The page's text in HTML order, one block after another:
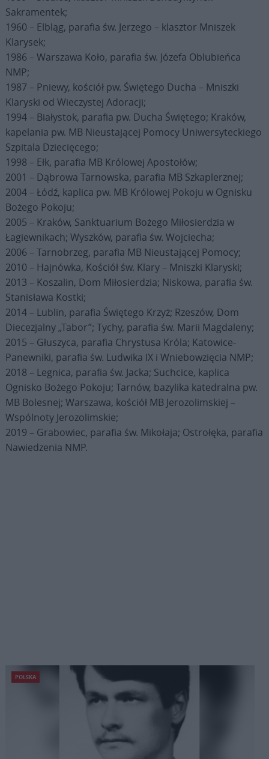
Sakramentek;
1960 – Elbląg, parafia św. Jerzego – klasztor Mniszek
Klarysek;
1986 – Warszawa Koło, parafia św. Józefa Oblubieńca
NMP;
1987 – Pniewy, kościół pw. Świętego Ducha – Mniszki
Klaryski od Wieczystej Adoracji;
1994 – Białystok, parafia pw. Ducha Świętego; Kraków,
kapelania pw. MB Nieustającej Pomocy Uniwersyteckiego
Szpitala Dziecięcego;
1998 – Ełk, parafia MB Królowej Apostołów;
2001 – Dąbrowa Tarnowska, parafia MB Szkaplerznej;
2004 – Łódź, kaplica pw. MB Królowej Pokoju w Ognisku
Bożego Pokoju;
2005 – Kraków, Sanktuarium Bożego Miłosierdzia w
Łagiewnikach; Wyszków, parafia św. Wojciecha;
2006 – Tarnobrzeg, parafia MB Nieustającej Pomocy;
2010 – Hajnówka, Kościół św. Klary – Mniszki Klaryski;
2013 – Koszalin, Dom Miłosierdzia; Niskowa, parafia św.
Stanisława Kostki;
2014 – Lublin, parafia Świętego Krzyż; Rzeszów, Dom
Diecezjalny „Tabor”; Tychy, parafia św. Marii Magdaleny;
2015 – Głuszyca, parafia Chrystusa Króla; Katowice-
Panewniki, parafia św. Ludwika IX i Wniebowzięcia NMP;
2018 – Legnica, parafia św. Jacka; Suchcice, kaplica
Ognisko Bożego Pokoju; Tarnów, bazylika katedralna pw.
MB Bolesnej; Warszawa, kościół MB Jerozolimskiej –
Wspólnoty Jerozolimskie;
2019 – Grabowiec, parafia św. Mikołaja; Ostrołęka, parafia
Nawiedzenia NMP.
POLSKA